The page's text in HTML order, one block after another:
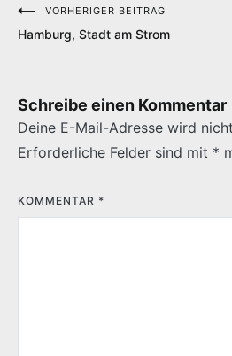
Beitragsnavigation
VORHERIGER BEITRAG
Hamburg, Stadt am Strom
Schreibe einen Kommentar
Deine E-Mail-Adresse wird
Erforderliche Felder sind mit *
KOMMENTAR *